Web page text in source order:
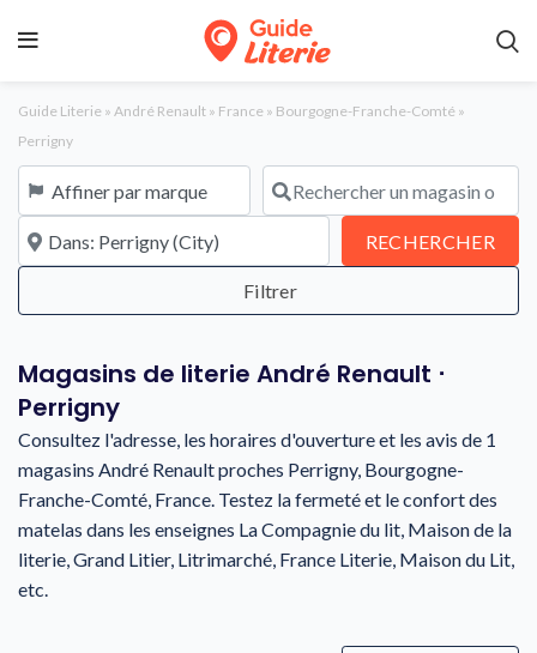
Guide Literie » André Renault » France » Bourgogne-Franche-Comté »
Perrigny
Affiner par marque Rechercher un magasin ou une
À proximité de RECHERCHER
Magasins de literie André Renault ⋅
Perrigny
Consultez l'adresse, les horaires d'ouverture et les avis de 1
magasins André Renault proches Perrigny, Bourgogne-
Franche-Comté, France. Testez la fermeté et le confort des
matelas dans les enseignes La Compagnie du lit, Maison de la
literie, Grand Litier, Litrimarché, France Literie, Maison du Lit,
etc.